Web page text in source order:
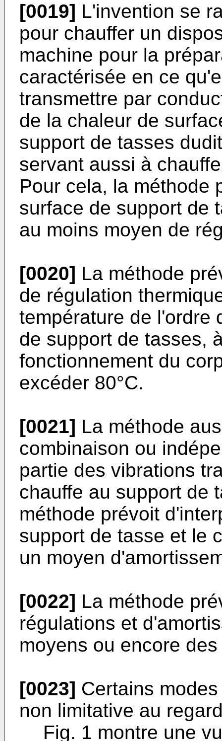
[0019] L'invention se
pour chauffer un
machine pour la
caractérisée en ce
transmettre par
de la chaleur de
support de tasses
servant aussi à
Pour cela, la méthode
surface de support de
au moins moyen de
[0020] La méthode
de régulation
température de l'ordre
de support de tasses,
fonctionnement du
excéder 80°C.
[0021] La méthode
combinaison ou
partie des vibrations
chauffe au support de
méthode prévoit
support de tasse et le
un moyen
[0022] La méthode
régulations et
moyens ou encore
[0023] Certains
non limitative au
Fig. 1 montre une